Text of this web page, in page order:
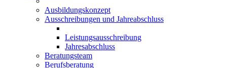
Ausbildungskonzept
Ausschreibungen und Jahreabschluss
Leistungsausschreibung
Jahresabschluss
Beratungsteam
Berufsberatung